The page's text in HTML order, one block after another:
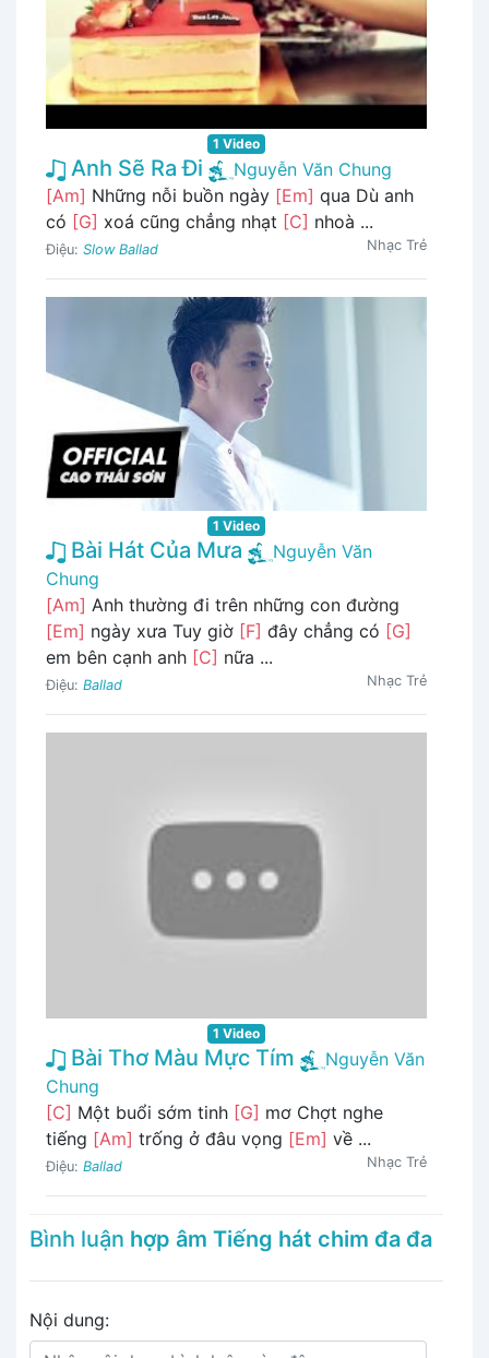
1 Video
Anh Sẽ Ra Đi
Nguyễn Văn Chung
[Am] Những nỗi buồn ngày [Em] qua Dù anh
có [G] xoá cũng chẳng nhạt [C] nhoà ...
Điệu: Slow Ballad Nhạc Trẻ
1 Video
Bài Hát Của Mưa
Nguyễn Văn
Chung
[Am] Anh thường đi trên những con đường
[Em] ngày xưa Tuy giờ [F] đây chẳng có [G]
em bên cạnh anh [C] nữa ...
Điệu: Ballad Nhạc Trẻ
1 Video
Bài Thơ Màu Mực Tím
Nguyễn Văn
Chung
[C] Một buổi sớm tinh [G] mơ Chợt nghe
tiếng [Am] trống ở đâu vọng [Em] về ...
Điệu: Ballad Nhạc Trẻ
Bình luận hợp âm Tiếng hát chim đa đa
Nội dung: